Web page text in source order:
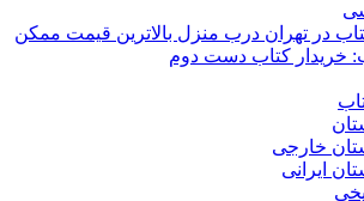
در تهران درب منزل بالاترین قیمت ممکن
خریدار کتاب دست دوم
خارجی
ایرانی